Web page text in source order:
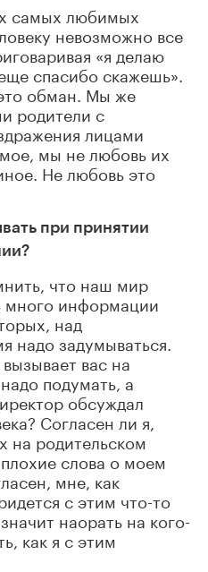
самых любимых
невозможно все
«я делаю
спасибо скажешь».
обман. Мы же
родители с
лицами
мы не любовь их
Не любовь это
при принятии
что наш мир
много информации
над
надо задумываться.
вас на
подумать, а
обсуждал
Согласен ли я,
на родительском
слова о моем
мне, как
с этим что-то
наорать на кого-
как я с этим